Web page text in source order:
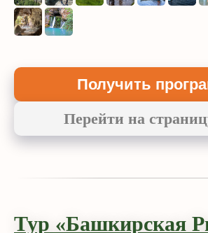
Получить
Перейти на
Тур «Башкирская